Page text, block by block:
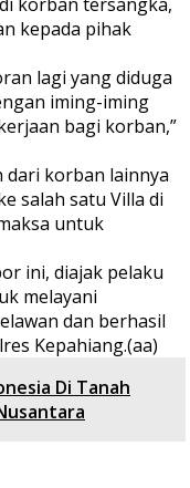
kepada pihak
lagi yang diduga
iming-iming
bagi korban,”
dari korban lainnya
salah satu Villa di
untuk
ini, diajak pelaku
melayani
dan berhasil
Kepahiang.(aa)
Di Tanah